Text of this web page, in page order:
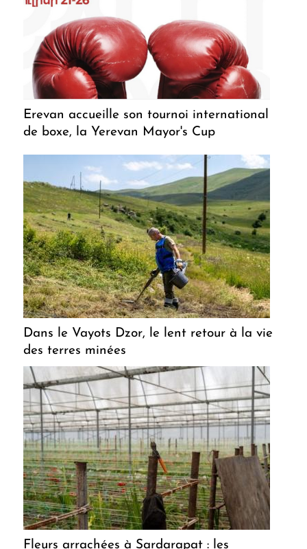
Erevan accueille son tournoi international
de boxe, la Yerevan Mayor's Cup
Dans le Vayots Dzor, le lent retour à la vie
des terres minées
Fleurs arrachées à Sardarapat : les